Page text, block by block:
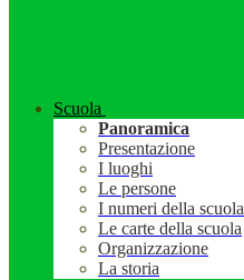
Scuola
Panoramica
Presentazione
I luoghi
Le persone
I numeri della scuola
Le carte della scuola
Organizzazione
La storia